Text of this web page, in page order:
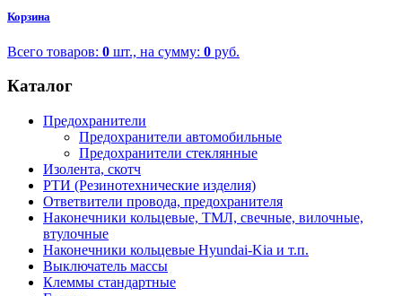
Корзина
Всего товаров: 0 шт., на сумму: 0 руб.
Каталог
Предохранители
Предохранители автомобильные
Предохранители стеклянные
Изолента, скотч
РТИ (Резинотехнические изделия)
Ответвители провода, предохранителя
Наконечники кольцевые, ТМЛ, свечные, вилочные,
втулочные
Наконечники кольцевые Hyundai-Kia и т.п.
Выключатель массы
Клеммы стандартные